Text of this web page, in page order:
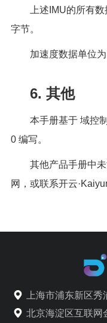
上述IMU的所有
字节。
加速度数据单位
6. 其他
本手册基于 域控
0 编写。
其他产品手册中
网，或联系开云
上海市浦东新区
北京海淀区互联网